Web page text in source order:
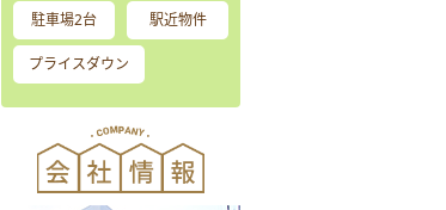
駐車場2台 駅近物件
プライスダウン